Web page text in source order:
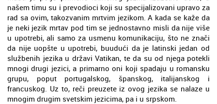
našem timu su i prevodioci koji su specijalizovani upravo za
rad sa ovim, takozvanim mrtvim jezikom. A kada se kaže da
je neki jezik mrtav pod tim se jednostavno misli da nije više
u upotrebi, ali samo za usmenu komunikaciju, što ne znači
da nije uopšte u upotrebi, buudući da je latinski jedan od
službenih jezika u državi Vatikan, te da su od njega potekli
mnogi drugi jezici, a primarno oni koji spadaju u romansku
grupu, poput portugalskog, španskog, italijanskog i
francuskog. Uz to, reči preuzete iz ovog jezika se nalaze u
mnogim drugim svetskim jezicima, pa i u srpskom.